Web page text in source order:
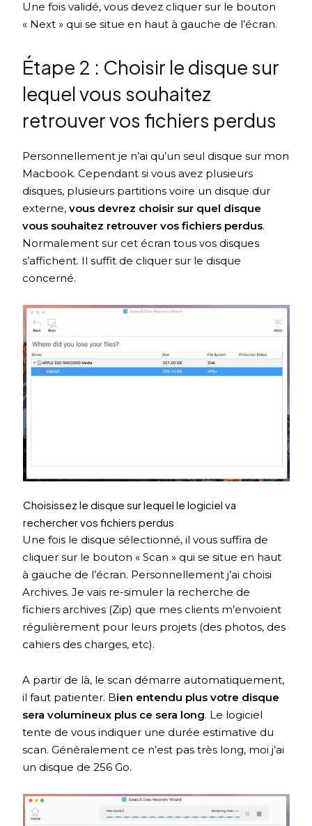
Une fois validé, vous devez cliquer sur le bouton
« Next » qui se situe en haut à gauche de l’écran.
Étape 2 : Choisir le disque sur
lequel vous souhaitez
retrouver vos fichiers perdus
Personnellement je n’ai qu’un seul disque sur mon
Macbook. Cependant si vous avez plusieurs
disques, plusieurs partitions voire un disque dur
externe,vous devrez choisir sur quel disque
vous souhaitez retrouver vos fichiers perdus.
Normalement sur cet écran tous vos disques
s’affichent. Il suffit de cliquer sur le disque
concerné.
Choisissez le disque sur lequel le logiciel va
rechercher vos fichiers perdus
Une fois le disque sélectionné, il vous suffira de
cliquer sur le bouton « Scan » qui se situe en haut
à gauche de l’écran. Personnellement j’ai choisi
Archives. Je vais re-simuler la recherche de
fichiers archives (Zip) que mes clients m’envoient
régulièrement pour leurs projets (des photos, des
cahiers des charges, etc).
A partir de là, le scan démarre automatiquement,
il faut patienter. Bien entendu plus votre disque
sera volumineux plus ce sera long. Le logiciel
tente de vous indiquer une durée estimative du
scan. Généralement ce n’est pas très long, moi j’ai
un disque de 256 Go.